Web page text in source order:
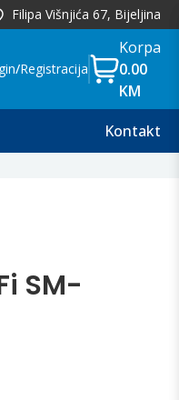
Filipa Višnjića 67, Bijeljina
/Registracija
Korpa
0.00
KM
Kontakt
SM-